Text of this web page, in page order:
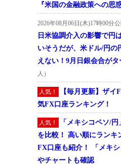
『米国の金融政策への思
2026年08月06日(木)17時00分
日米協調介入の影響で円
いそうだが、米ドル/円の
えない！9月日銀会合が
人）
人気！
【毎月更新】ザイ
気FX口座ランキング！
人気！
「メキシコペソ/
を比較！ 高い順にランキ
FX口座も紹介！ 「メキ
やチャートも確認